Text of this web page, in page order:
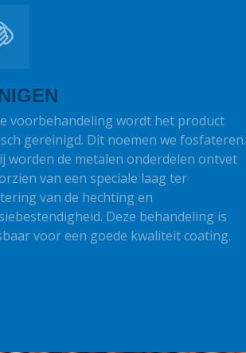
voorbehandeling wordt het product
gereinigd. Dit noemen we fosfateren.
worden de metalen onderdelen ontvet
van een speciale laag ter
van de hechting en
Deze behandeling is
voor een goede kwaliteit coating.